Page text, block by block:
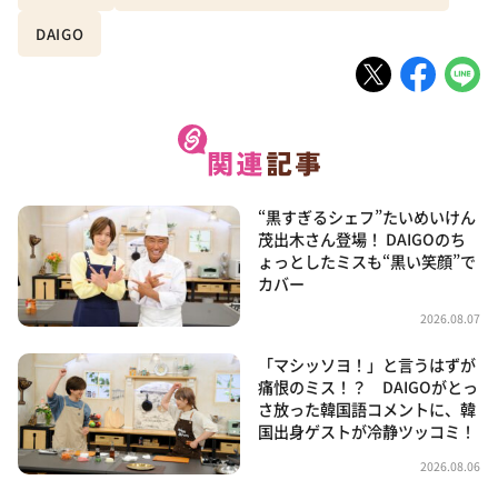
DAIGO
“黒すぎるシェフ”たいめいけん
茂出木さん登場！ DAIGOのち
ょっとしたミスも“黒い笑顔”で
カバー
2026.08.07
「マシッソヨ！」と言うはずが
痛恨のミス！？ DAIGOがとっ
さ放った韓国語コメントに、韓
国出身ゲストが冷静ツッコミ！
2026.08.06